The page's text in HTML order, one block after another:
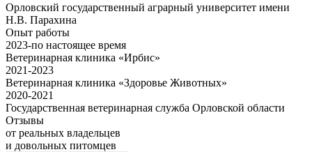
Орловский государственный аграрный университет имени
Н.В. Парахина
Опыт работы
2023-по настоящее время
Ветеринарная клиника «Ирбис»
2021-2023
Ветеринарная клиника «Здоровье Животных»
2020-2021
Государственная ветеринарная служба Орловской области
Отзывы
от реальных владельцев
и довольных питомцев